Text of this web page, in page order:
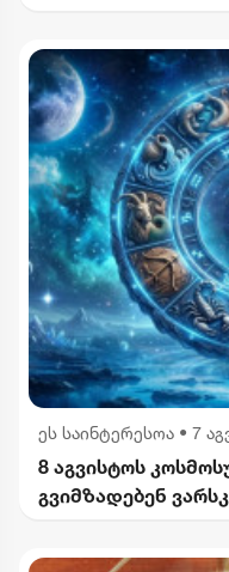
განცხადებებს
რუსეთის საგარეო
ეს საინტერესოა • 7
8 აგვისტოს
გვიმზადებენ